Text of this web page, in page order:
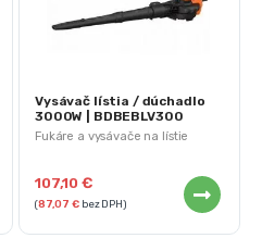
Fukáre a vysávače na lístie
Vysávač lístia / dúchadlo
3000W | BDBEBLV300
107,10€
(87,07€bez DPH)